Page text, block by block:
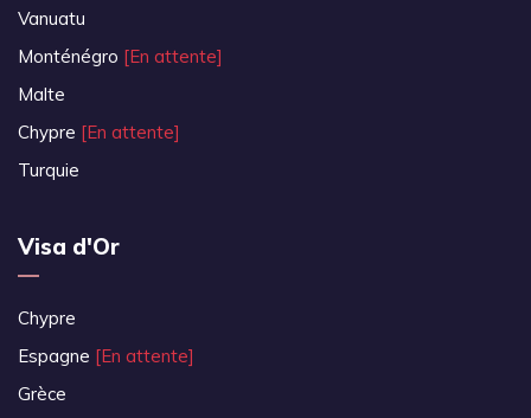
Vanuatu
Monténégro [En attente]
Malte
Chypre [En attente]
Turquie
Visa d'Or
Chypre
Espagne [En attente]
Grèce